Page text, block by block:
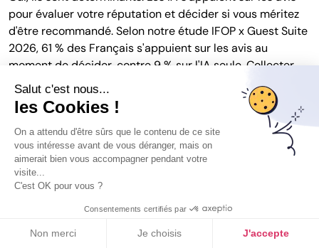
Salut c'est nous...
les Cookies !
On a attendu d'être sûrs que le contenu de ce site
vous intéresse avant de vous déranger, mais on
aimerait bien vous accompagner pendant votre
visite...
C'est OK pour vous ?
Consentements certifiés par
Non merci Je choisis J'accepte
pour évaluer votre réputation et décider si vous méritez
d'être recommandé. Selon notre étude IFOP x Guest Suite
2026, 61 % des Français s'appuient sur les avis au
moment de décider, contre 9 % sur l'IA seule. Collecter
des avis récents et y répondre est l'un des leviers GEO
les plus rentables.
Comment mesurer sa visibilité en GEO
local ?
Il n'existe pas de position fixe en GEO, mais une
probabilité d'apparition. Testez tous les trois mois une
liste de prompts stratégiques sur ChatGPT, Perplexity et
concurrents, puis auditez la cohérence de vos
Outil GEO local
Je découvre l'outil